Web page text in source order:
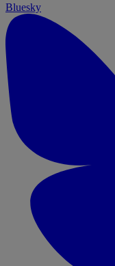
Bluesky